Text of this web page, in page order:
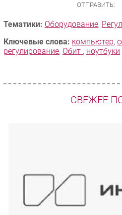
ОТПРАВИТЬ:
Тематики: Оборудование,
Ключевые слова: компьютер,
регулирование, Обит , ноутбуки
СВЕЖЕЕ